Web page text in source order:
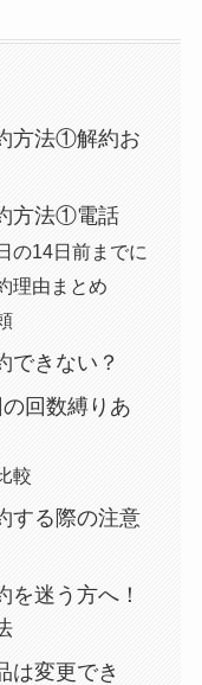
方法①解約お
方法①電話
の14日前までに
理由まとめ
できない？
回数縛りあ
較
する際の注意
を迷う方へ！
は変更でき